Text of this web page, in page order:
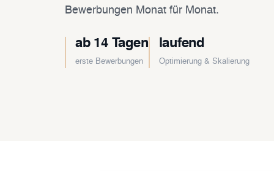
Bewerbungen Monat für Monat.
ab 14 Tagen
erste Bewerbungen
laufend
Optimierung & Skalierung